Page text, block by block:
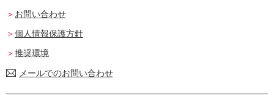
お問い合わせ
個人情報保護方針
推奨環境
メールでのお問い合わせ